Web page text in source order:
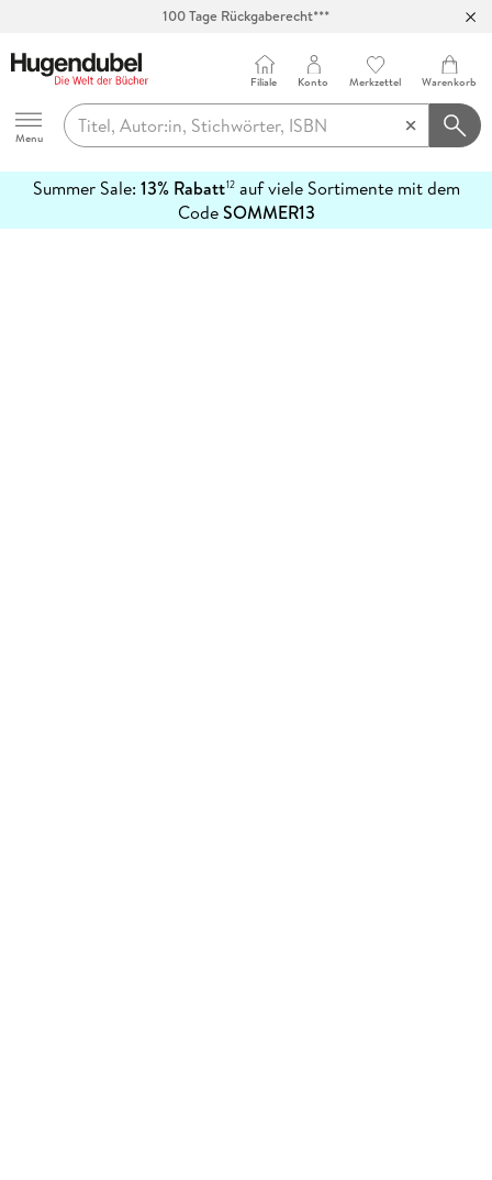
100 Tage Rückgaberecht***
Hugendubel
Menu
Filiale Konto Merkzettel Warenkorb
Summer Sale: 13% Rabatt12auf viele Sortimente mit dem
CodeSOMMER13
erfahren